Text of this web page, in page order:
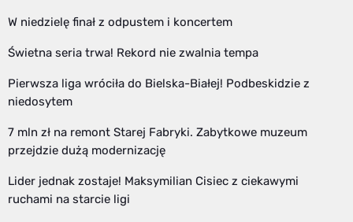
W niedzielę finał z odpustem i koncertem
Świetna seria trwa! Rekord nie zwalnia tempa
Pierwsza liga wróciła do Bielska-Białej! Podbeskidzie z
niedosytem
7 mln zł na remont Starej Fabryki. Zabytkowe muzeum
przejdzie dużą modernizację
Lider jednak zostaje! Maksymilian Cisiec z ciekawymi
ruchami na starcie ligi